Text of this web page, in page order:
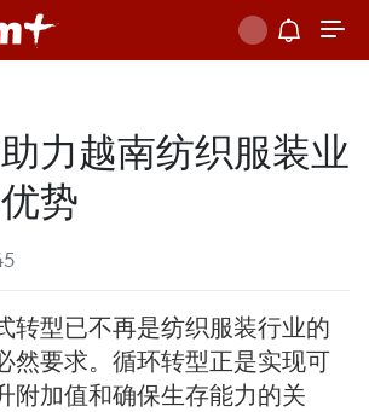
力越南纺织服装业
势
转型已不再是纺织服装行业的
然要求。循环转型正是实现可
附加值和确保生存能力的关